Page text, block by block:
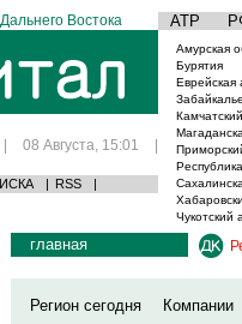
Востока АТР
| 08 Августа, 15:01 |
| RSS |
Амурская
Бурятия
Еврейская
Чукотский
главная
Регион сегодня
Компании